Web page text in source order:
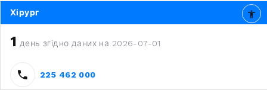
Хірург
1 день згідно даних на 2026-07-01
225 462 000